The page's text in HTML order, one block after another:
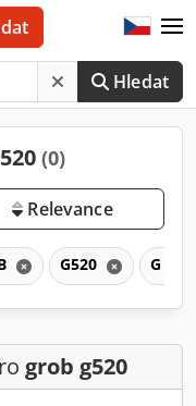
Hledat
(0)
Relevance
G520 G
grob g520